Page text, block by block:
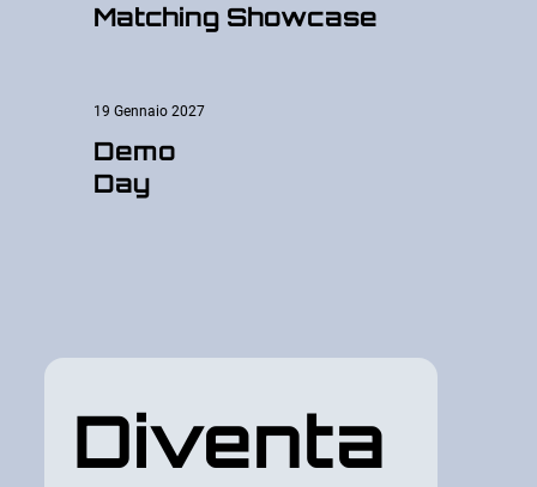
Matching Showcase
19 Gennaio 2027
Demo
Day
Diventa